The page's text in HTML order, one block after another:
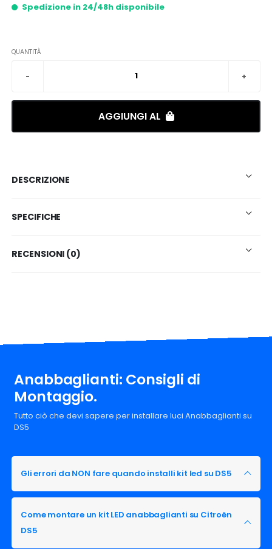
Spedizione in 24/48h disponibile
QUANTITÀ
AGGIUNGI AL
DESCRIZIONE
SPECIFICHE
RECENSIONI (0)
Anabbaglianti: Consigli di
Montaggio.
Tutto ciò che devi sapere per installare luci Anabbaglianti su
DS5
Gli errori da NON fare quando installi kit led su DS5
Come montare un kit LED anabbaglianti su Citroën
DS5